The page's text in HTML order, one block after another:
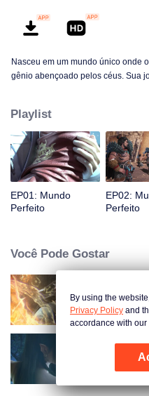
Nasceu em um mundo único onde
gênio abençoado pelos céus. Sua
Playlist
EP01: Mundo
Perfeito
EP02:
Perfeito
Você Pode Gostar
Mundo
Fights
By using the
Privacy Policy and
accordance with our